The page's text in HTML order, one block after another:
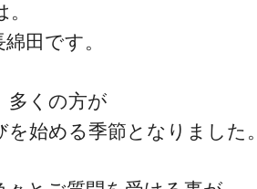
田です。
多くの方が
を始める季節となりました。